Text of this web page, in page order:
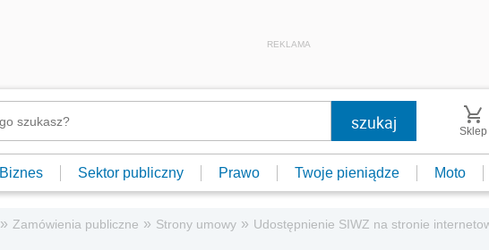
REKLAMA
Sklep
Biznes Sektor publiczny Prawo Twoje pieniądze Moto
» Zamówienia publiczne » Strony umowy » Udostępnienie SIWZ na stronie